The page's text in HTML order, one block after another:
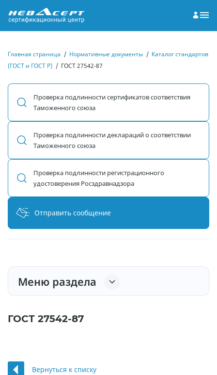
Главная страница / Нормативные документы / Каталог стандартов
(ГОСТ и ГОСТ Р) / ГОСТ 27542-87
Проверка подлинности сертификатов соответствия
Таможенного союза
Проверка подлинности деклараций о соответствии
Таможенного союза
Проверка подлинности регистрационного
удостоверения Росздравнадзора
Отправить сообщение
Меню раздела
ГОСТ 27542-87
Вернуться к списку